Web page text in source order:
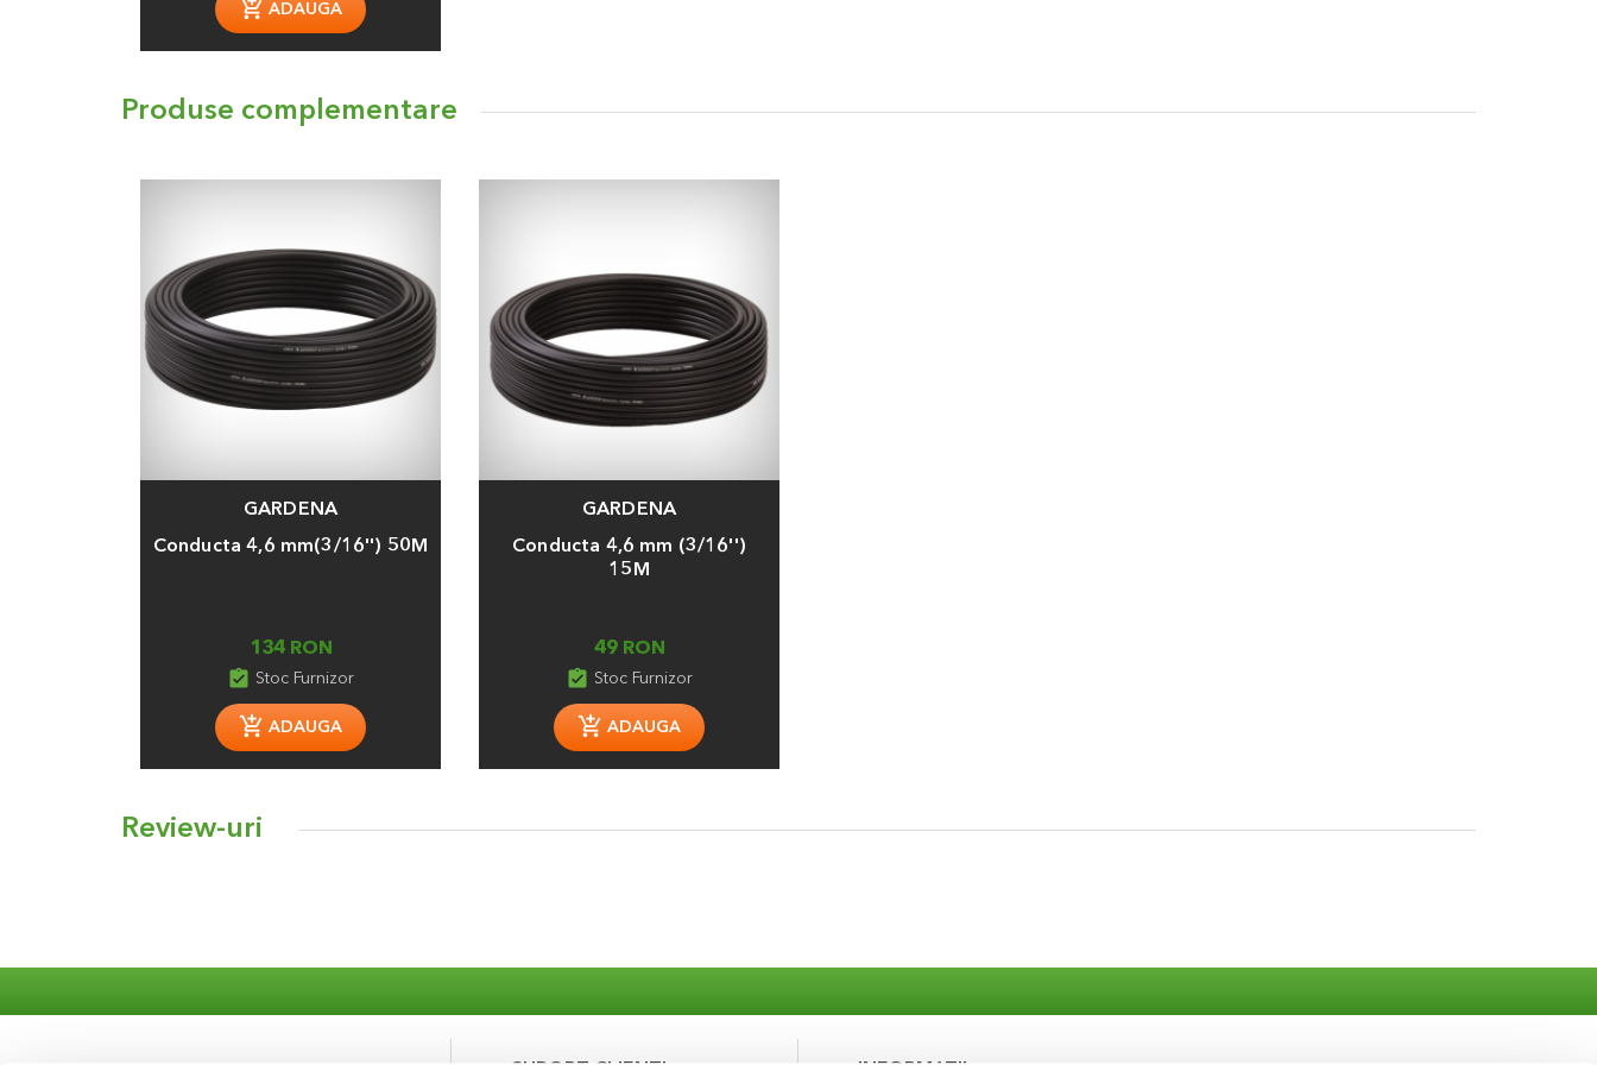
ADAUGA
Produse complementare
GARDENA
Conducta 4,6 mm(3/16'') 50M
134 RON
assignment_turned_in Stoc Furnizor
ADAUGA
GARDENA
Conducta 4,6 mm (3/16'')
15M
49 RON
assignment_turned_in Stoc Furnizor
ADAUGA
Review-uri